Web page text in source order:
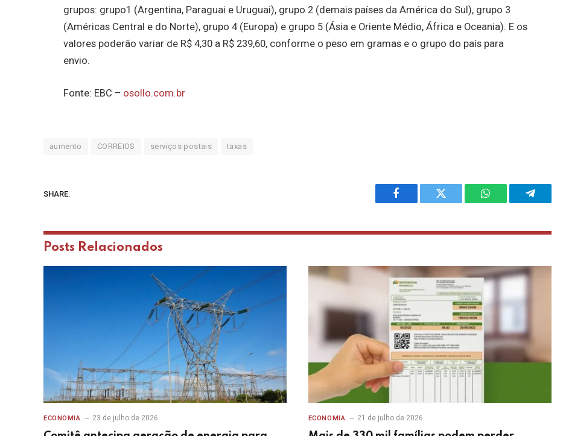
grupos: grupo1 (Argentina, Paraguai e Uruguai), grupo 2 (demais países da América do Sul), grupo 3
(Américas Central e do Norte), grupo 4 (Europa) e grupo 5 (Ásia e Oriente Médio, África e Oceania). E os
valores poderão variar de R$ 4,30 a R$ 239,60, conforme o peso em gramas e o grupo do país para
envio.
Fonte: EBC – osollo.com.br
aumento CORREIOS serviços postais taxas
SHARE.
Facebook Twitter WhatsAppTelegram
Posts Relacionados
ECONOMIA 23 de julho de 2026 ECONOMIA 21 de julho de 2026